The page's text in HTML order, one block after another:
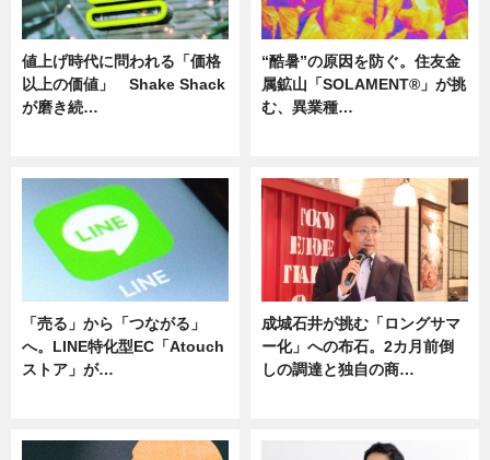
値上げ時代に問われる「価格
以上の価値」 Shake Shack
が磨き続…
“酷暑”の原因を防ぐ。住友金
属鉱山「SOLAMENT®」が挑
む、異業種…
「売る」から「つながる」
へ。LINE特化型EC「Atouch
ストア」が…
成城石井が挑む「ロングサマ
ー化」への布石。2カ月前倒
しの調達と独自の商…